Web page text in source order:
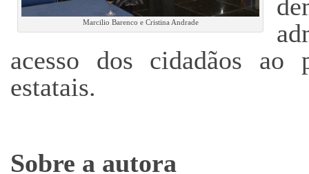
Marcilio Barenco e Cristina Andrade
acesso dos cidadãos ao
estatais.
Sobre a autora